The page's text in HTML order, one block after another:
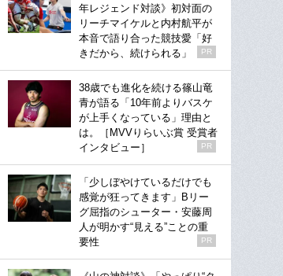
年レジェンド対談》初対面の
リーチマイケルと内村航平が
本音で語り合った競技愛「好
きだから、続けられる」
PR
38歳でも進化を続ける篠山竜
青が語る「10年前よりバスケ
が上手くなっている」理由と
は。［MVVりらいぶ賞 受賞者
インタビュー］
PR
「少しぼやけているだけでも
感覚が狂ってきます」Bリー
グ屈指のシューター・安藤周
人が明かす“見える”ことの重
要性
PR